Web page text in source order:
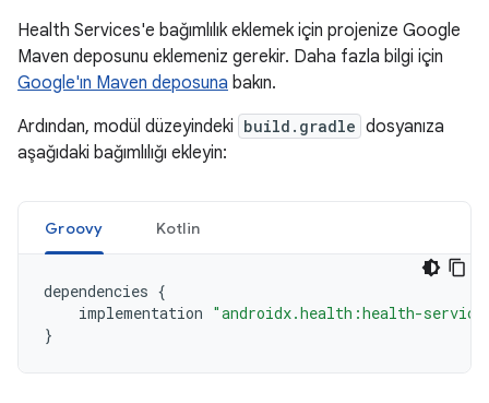
Health Services'e bağımlılık eklemek için projenize Google
Maven deposunu eklemeniz gerekir. Daha fazla bilgi için
Google'ın Maven deposuna bakın.
Ardından, modül düzeyindeki build.gradle dosyanıza
aşağıdaki bağımlılığı ekleyin:
Groovy Kotlin
dependencies {
implementation "androidx.health:health-
}